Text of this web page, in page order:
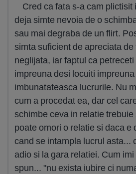
Cred ca fata s-a cam plictisit
deja simte nevoia de o
sau mai degraba de un flirt.
simta suficient de apreciata
neglijata, iar faptul ca
impreuna desi locuiti
imbunatateasca lucrurile. Nu
cum a procedat ea, dar cel
schimbe ceva in relatie
poate omori o relatie si daca e
cand se intampla lucrul asta...
adio si la gara relatiei. Cum
spun... "nu exista iubire ci